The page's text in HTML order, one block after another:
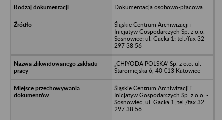
Dokumentacja osobowo-płacowa
Śląskie Centrum Archiwizacji i
Inicjatyw Gospodarczych Sp. z o.o. -
Sosnowiec; ul. Gacka 1; tel./fax 32
297 38 56
„CHIYODA POLSKA” Sp. z o.o. ul.
Staromiejska 6, 40-013 Katowice
Śląskie Centrum Archiwizacji i
Inicjatyw Gospodarczych Sp. z o.o. -
Sosnowiec; ul. Gacka 1; tel./fax 32
297 38 56